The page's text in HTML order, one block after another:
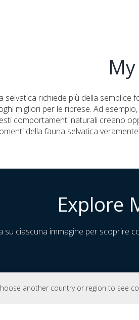
another country or region to see
richiede più della
migliori per le riprese. Ad
comportamenti naturali creano
della fauna selvatica
Explore
su ciascuna immagine per scoprire